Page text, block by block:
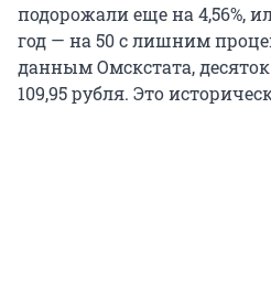
подорожали еще на 4,56%,
год — на 50 с лишним
данным Омскстата,
109,95 рубля. Это